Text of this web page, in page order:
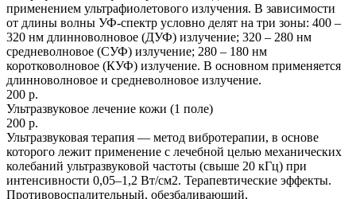
применением ультрафиолетового излучения. В зависимости
от длины волны УФ-спектр условно делят на три зоны: 400 –
320 нм длинноволновое (ДУФ) излучение; 320 – 280 нм
средневолновое (СУФ) излучение; 280 – 180 нм
коротковолновое (КУФ) излучение. В основном применяется
длинноволновое и средневолновое излучение.
200 р.
Ультразвуковое лечение кожи (1 поле)
200 р.
Ультразвуковая терапия — метод вибротерапии, в основе
которого лежит применение с лечебной целью механических
колебаний ультразвуковой частоты (свыше 20 кГц) при
интенсивности 0,05–1,2 Вт/см2. Терапевтические эффекты.
Противовоспалительный, обезбаливающий,